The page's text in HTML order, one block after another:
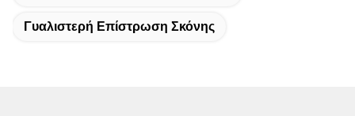
Γυαλιστερή Επίστρωση Σκόνης